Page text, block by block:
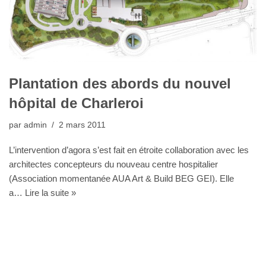
Plantation des abords du nouvel
hôpital de Charleroi
par admin 2 mars 2011
L’intervention d’agora s’est fait en étroite collaboration avec les
architectes concepteurs du nouveau centre hospitalier
(Association momentanée AUA Art & Build BEG GEI). Elle
a… Lire la suite »